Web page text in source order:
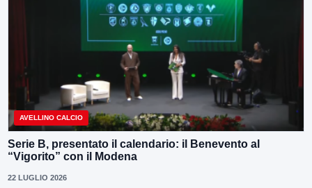
AVELLINO CALCIO
Serie B, presentato il calendario: il Benevento al
“Vigorito” con il Modena
22 LUGLIO 2026